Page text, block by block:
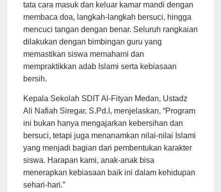
tata cara masuk dan keluar kamar mandi dengan
membaca doa, langkah-langkah bersuci, hingga
mencuci tangan dengan benar. Seluruh rangkaian
dilakukan dengan bimbingan guru yang
memastikan siswa memahami dan
mempraktikkan adab Islami serta kebiasaan
bersih.
Kepala Sekolah SDIT Al-Fityan Medan, Ustadz
Ali Nafiah Siregar, S.Pd.I, menjelaskan, “Program
ini bukan hanya mengajarkan kebersihan dan
bersuci, tetapi juga menanamkan nilai-nilai Islami
yang menjadi bagian dari pembentukan karakter
siswa. Harapan kami, anak-anak bisa
menerapkan kebiasaan baik ini dalam kehidupan
sehari-hari.”